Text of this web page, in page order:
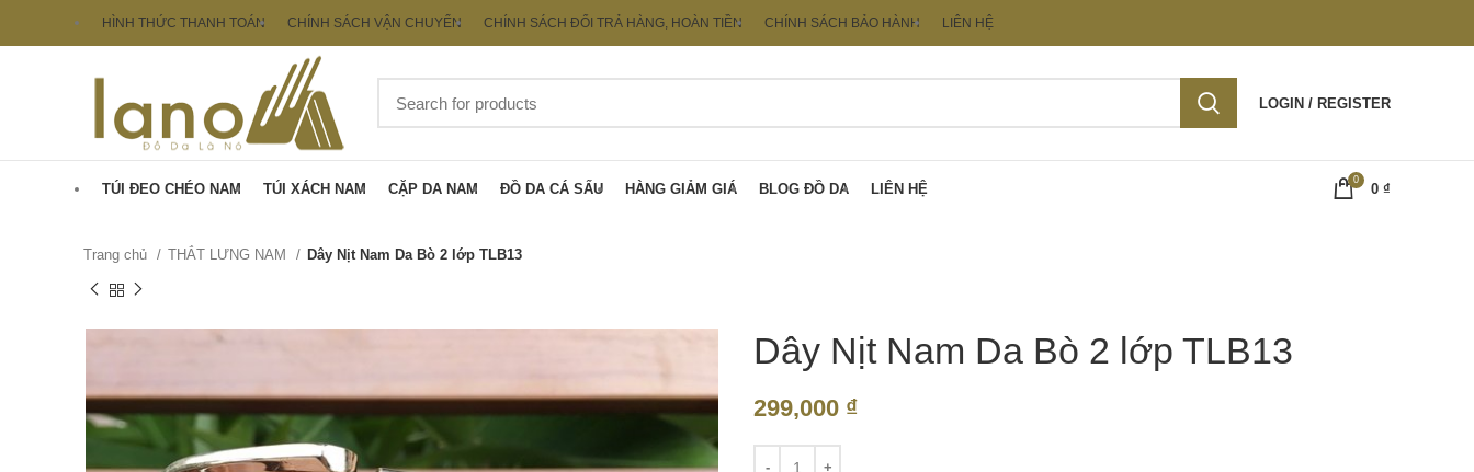
HÌNH THỨC THANH TOÁN CHÍNH SÁCH VẬN CHUYỂN CHÍNH SÁCH ĐỔI TRẢ HÀNG, HOÀN TIỀN CHÍNH SÁCH BẢO HÀNH LIÊN HỆ
LOGIN / REGISTER
TÚI ĐEO CHÉO NAM TÚI XÁCH NAM CẶP DA NAM ĐỒ DA CÁ SẤU HÀNG GIẢM GIÁ BLOG ĐỒ DA LIÊN HỆ
0
0 ₫
Trang chủ THẮT LƯNG NAM Dây Nịt Nam Da Bò 2 lớp TLB13
Dây Nịt Nam Da Bò 2 lớp TLB13
299,000 ₫